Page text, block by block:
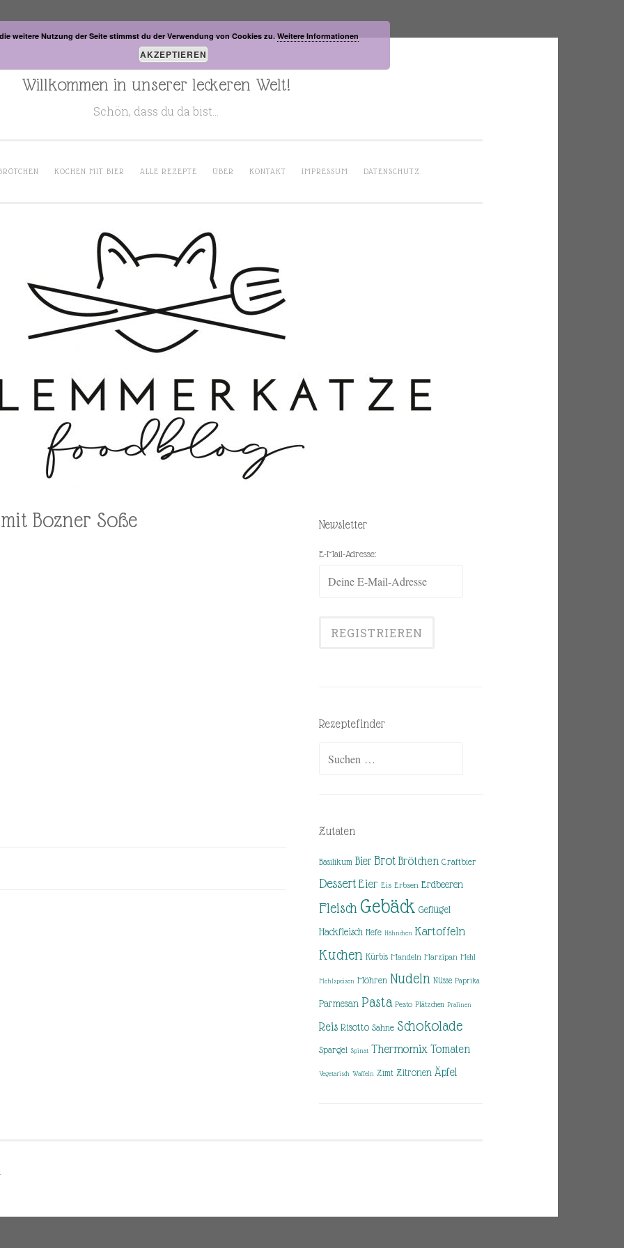
Willkommen in unserer leckeren Welt!
Schön, dass du da bist…
KOCHEN MIT BIER ALLE REZEPTE ÜBER KONTAKT IMPRESSUM DATENSCHUTZ
Bozner Soße Newsletter
E-Mail-Adresse:
Rezeptefinder
Zutaten
Basilikum Bier Brot Brötchen Craftbier
Dessert Eier Eis Erbsen Erdbeeren
Fleisch Gebäck Geflügel
Hackfleisch Hefe Hähnchen Kartoffeln
Kuchen Kürbis Mandeln Marzipan Mehl
Mehlspeisen Möhren Nudeln Nüsse Paprika
Parmesan Pasta Pesto Plätzchen Pralinen
Reis Risotto Sahne Schokolade
Spargel Spinat Thermomix Tomaten
Vegetarisch Waffeln Zimt Zitronen Äpfel
weitere Nutzung der Seite stimmst du der Verwendung von Cookies zu. Weitere Informationen
AKZEPTIEREN